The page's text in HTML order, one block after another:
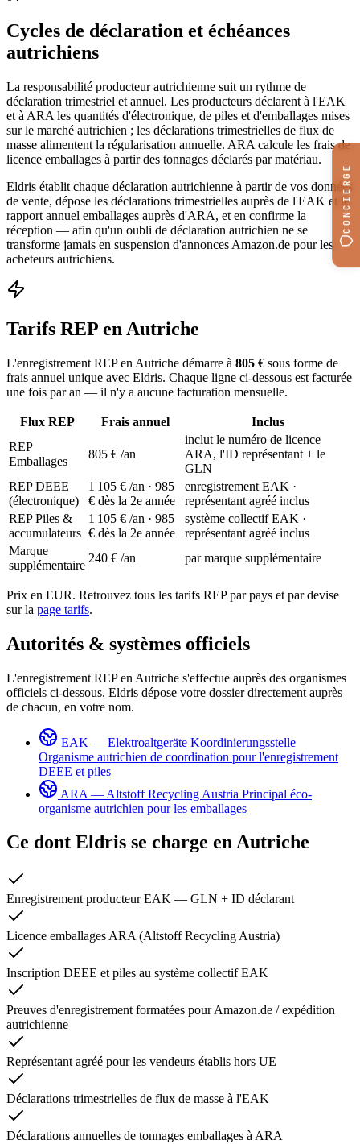
Cycles de déclaration et échéances
autrichiens
La responsabilité producteur autrichienne suit un rythme de
déclaration trimestriel et annuel. Les producteurs déclarent à l'EAK
et à ARA les quantités d'électronique, de piles et d'emballages mises
sur le marché autrichien ; les déclarations trimestrielles de flux de
masse alimentent la régularisation annuelle. ARA calcule les frais de
licence emballages à partir des tonnages déclarés par matériau.
Eldris établit chaque déclaration autrichienne à partir de vos données
de vente, dépose les déclarations trimestrielles auprès de l'EAK et le
rapport annuel emballages auprès d'ARA, et en confirme la
réception — afin qu'un oubli de déclaration autrichien ne se
transforme jamais en suspension d'annonces Amazon.de pour les
acheteurs autrichiens.
Tarifs REP en Autriche
L'enregistrement REP en Autriche démarre à 805 € sous forme de
frais annuel unique avec Eldris. Chaque ligne ci-dessous est facturée
une fois par an — il n'y a aucune facturation mensuelle.
Flux REP Frais annuel
Inclus
REP
Emballages
805 € /an
inclut le numéro de licence
ARA, l'ID représentant + le
GLN
REP DEEE
(électronique)
1 105 € /an · 985
€ dès la 2e année
enregistrement EAK ·
représentant agréé inclus
REP Piles &
accumulateurs
1 105 € /an · 985
€ dès la 2e année
système collectif EAK ·
représentant agréé inclus
Marque
supplémentaire
240 € /an par marque supplémentaire
Prix en EUR. Retrouvez tous les tarifs REP par pays et par devise
sur la page tarifs.
Autorités & systèmes officiels
L'enregistrement REP en Autriche s'effectue auprès des organismes
officiels ci-dessous. Eldris dépose votre dossier directement auprès
de chacun, en votre nom.
EAK — Elektroaltgeräte Koordinierungsstelle
Organisme autrichien de coordination pour l'enregistrement
DEEE et piles
ARA — Altstoff Recycling Austria Principal éco-
organisme autrichien pour les emballages
Ce dont Eldris se charge enAutriche
Enregistrement producteur EAK — GLN + ID déclarant
Licence emballages ARA (Altstoff Recycling Austria)
Inscription DEEE et piles au système collectif EAK
Preuves d'enregistrement formatées pour Amazon.de / expédition
autrichienne
Représentant agréé pour les vendeurs établis hors UE
Déclarations trimestrielles de flux de masse à l'EAK
Déclarations annuelles de tonnages emballages à ARA
CONCIERGE